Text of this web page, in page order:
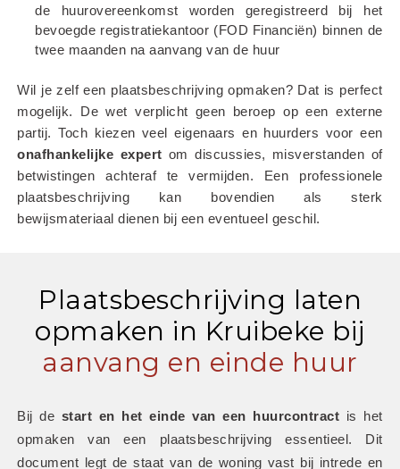
de huurovereenkomst worden geregistreerd bij het
bevoegde registratiekantoor (FOD Financiën) binnen de
twee maanden na aanvang van de huur
Wil je zelf een plaatsbeschrijving opmaken? Dat is perfect
mogelijk. De wet verplicht geen beroep op een externe
onafhankelijke expert om discussies, misverstanden of
betwistingen achteraf te vermijden. Een professionele
plaatsbeschrijving kan bovendien als sterk
bewijsmateriaal dienen bij een eventueel geschil.
Plaatsbeschrijving laten
opmaken in Kruibeke bij
aanvang en einde huur
Bij de start en het einde van een huurcontract is het
opmaken van een plaatsbeschrijving essentieel. Dit
document legt de staat van de woning vast bij intrede en